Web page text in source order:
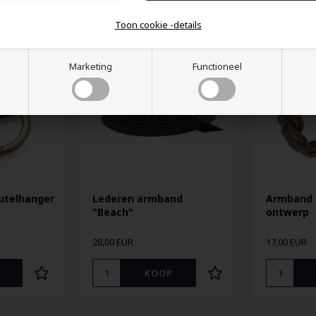
Marketing Functioneel
Toon cookie -details
Lederen armband
"Beach"
28,00 EUR
Armband
ontwerp
17,00 EUR